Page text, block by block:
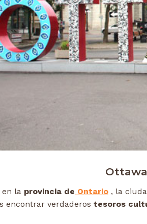
en la provincia de Ontario , la
encontrar verdaderos tesoros